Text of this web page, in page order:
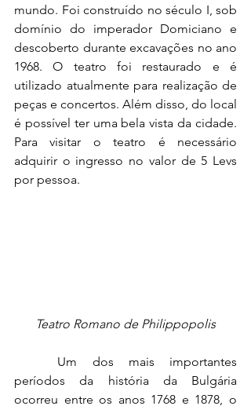
mundo. Foi construído no século I, sob
domínio do imperador Domiciano e
descoberto durante excavações no ano
1968. O teatro foi restaurado e é
utilizado atualmente para realização de
peças e concertos. Além disso, do local
é possível ter uma bela vista da cidade.
Para visitar o teatro é necessário
adquirir o ingresso no valor de 5 Levs
por pessoa.
Teatro Romano de Philippopolis
períodos da história da Bulgária
ocorreu entre os anos 1768 e 1878, o